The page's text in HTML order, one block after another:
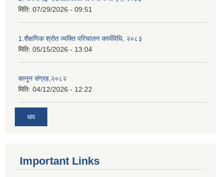
मिति: 07/29/2026 - 09:51
1.शैक्षणिक श्रोत व्यक्ति परिचालन कार्यविधि, २०८३
मिति: 05/15/2026 - 13:04
कानून संग्रह,२०८२
मिति: 04/12/2026 - 12:22
थप
Important Links